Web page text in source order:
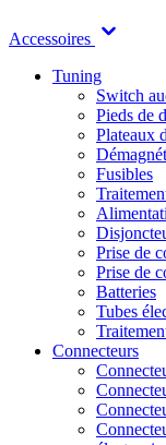
Accessoires
Tuning
Switch
Pieds de
Plateaux
Fusibles
Prise de
Prise de
Batteries
Tubes
Connecteurs